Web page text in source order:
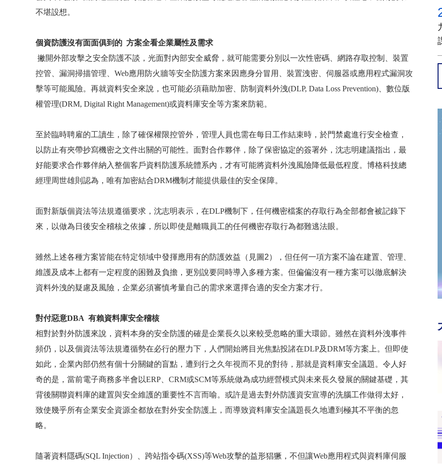
不堪設想。
個資防護沒有面面俱到的 方案全看企業屬性及需求
撇開外部攻擊之安全防護不談，光面對內部安全威脅，就可能需要分別以一次性密碼、網路存取控制、裝置
控管、漏洞掃描管理、 Web應用防火牆等安全防護方案來因應身分冒用、裝置洩密、伺服器或應用程式漏洞攻
擊等可能風險。再就資料安全來說，也可能必須藉助加密、防制資料外洩(DLP, Data Loss Prevention) 、數位版
權管理(DRM, Digital Right Management)或資料庫安全等方案來防範。
至於臨時聘雇的工讀生，除了確保權限控管外，管理人員也需在每日工作結束時，於門禁處進行安全檢查，
以防止有夾帶抄寫機密之文件出關的可能性。面對合作夥伴，除了保密協定的簽署外，沈志明建議指出，最
好能要求合作夥伴納入整個客戶資料防護系統體系內，才有可能將資料外洩風險降低最低程度。博格科技總
經理周世雄則認為，唯有加密結合DRM機制才能提供最佳的安全保障。
面對新版個資法等法規遵循要求，沈志明表示，在DLP機制下，任何機密檔案的存取行為全部都會被記錄下
來，以做為日後安全稽核之依據，所以即使是離職員工的任何機密存取行為都難逃法眼。
雖然上述各種方案皆能在特定領域中發揮應用有的防護效益（見圖2），但任何一項方案不論在建置、管理、
維護及成本上都有一定程度的困難及負擔，更別說要同時導入多種方案。但偏偏沒有一種方案可以徹底解決
資料外洩的疑慮及風險，企業必須審慎考量自己的需求來選擇合適的安全方案才行。
對付惡意DBA 有賴資料庫安全稽核
相對於對外防護來說，資料本身的安全防護的確是企業長久以來較受忽略的重大環節。雖然在資料外洩事件
頻仍，以及個資法等法規遵循勢在必行的壓力下，人們開始將目光焦點投諸在DLP及DRM等方案上。但即使
如此，企業內部仍然有個十分關鍵的盲點，遭到行之久年視而不見的對待，那就是資料庫安全議題。令人好
奇的是，當前電子商務多半會以ERP CRM或SCM等系統做為成功經營模式與未來長久發展的關鍵基礎，其
背後關聯資料庫的建置與安全維護的重要性不言而喻。或許是過去對外防護資安宣導的洗腦工作做得太好，
致使幾乎所有企業安全資源全都放在對外安全防護上，而導致資料庫安全議題長久地遭到極其不平衡的忽
略。
隨著資料隱碼(SQL Injection）、跨站指令碼(XSS)等Web攻擊的益形猖獗，不但讓Web應用程式與資料庫伺服